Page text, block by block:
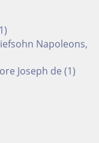
Napoleons,
Joseph de (1)